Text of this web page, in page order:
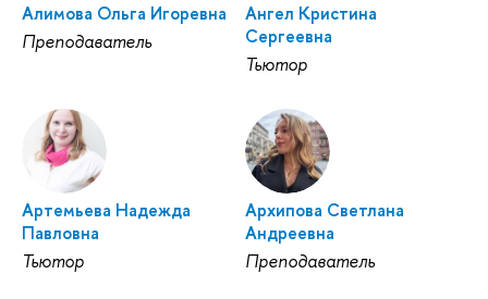
Алимова Ольга Игоревна
Преподаватель
Ангел Кристина
Сергеевна
Тьютор
Артемьева Надежда
Павловна
Тьютор
Архипова Светлана
Андреевна
Преподаватель